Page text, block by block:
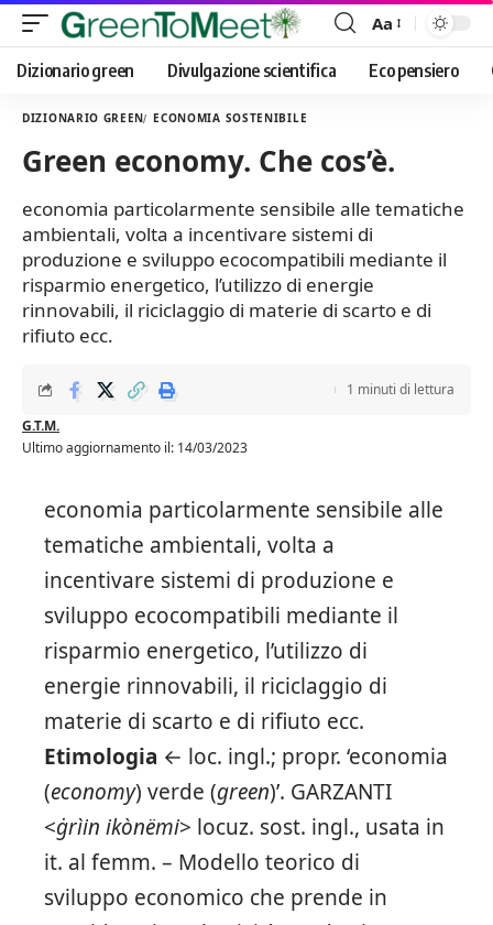
Font
Resizer
Aa
Dizionario green Divulgazione scientifica Eco pensiero
DIZIONARIO GREEN ECONOMIA SOSTENIBILE
Green economy. Che cos’è.
economia particolarmente sensibile alle tematiche
ambientali, volta a incentivare sistemi di
produzione e sviluppo ecocompatibili mediante il
risparmio energetico, l’utilizzo di energie
rinnovabili, il riciclaggio di materie di scarto e di
rifiuto ecc.
Ultimo aggiornamento il: 14/03/2023
G.T.M.
1 minuti di lettura
economia particolarmente sensibile alle
tematiche ambientali, volta a
incentivare sistemi di produzione e
sviluppo ecocompatibili mediante il
risparmio energetico, l’utilizzo di
energie rinnovabili, il riciclaggio di
materie di scarto e di rifiuto ecc.
Etimologia ← loc. ingl.; propr. ‘economia
(economy) verde (green)’. GARZANTI
<ġrìin ikònëmi> locuz. sost. ingl., usata in
it. al femm. – Modello teorico di
sviluppo economico che prende in